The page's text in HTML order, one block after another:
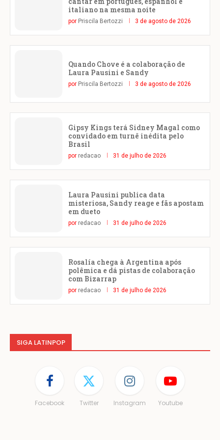
italiano na mesma noite
por Priscila Bertozzi 3 de agosto de 2026
Quando Chove é a colaboração de
Laura Pausini e Sandy
por Priscila Bertozzi 3 de agosto de 2026
Gipsy Kings terá Sidney Magal como
convidado em turnê inédita pelo
Brasil
por redacao 31 de julho de 2026
Laura Pausini publica data
misteriosa, Sandy reage e fãs apostam
em dueto
por redacao 31 de julho de 2026
Rosalía chega à Argentina após
polêmica e dá pistas de colaboração
com Bizarrap
por redacao 31 de julho de 2026
SIGA LATINPOP
Facebook Twitter Instagram Youtube